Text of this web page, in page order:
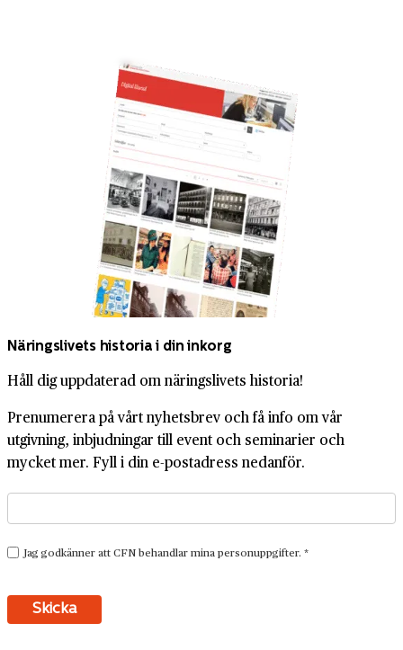
Näringslivets historia i din inkorg
Håll dig uppdaterad om näringslivets historia!
Prenumerera på vårt nyhetsbrev och få info om vår
utgivning, inbjudningar till event och seminarier och
mycket mer. Fyll i din e-postadress nedanför.